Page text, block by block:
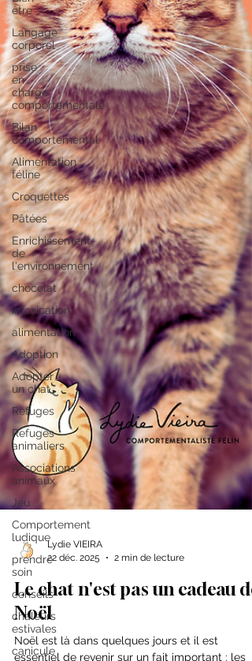
être
Langage
corporel
prise
en
charge
comportementale
Bilan
comportemental
Alimentation
féline
Croquettes
Pâtées
Enrichissement
de
l'environnement
chocolat
intoxication
alimentation
Adoption
Adopter
un chat
Refuges
Refuges
animaliers
Associations
animaux
Jeu
Comportement
ludique
prendre
soin
conseils
chaleurs
estivales
canicule
Lydie VIEIRA
22 déc. 2025
2 min de lecture
Le chat n'est pas un cadeau de
Noël